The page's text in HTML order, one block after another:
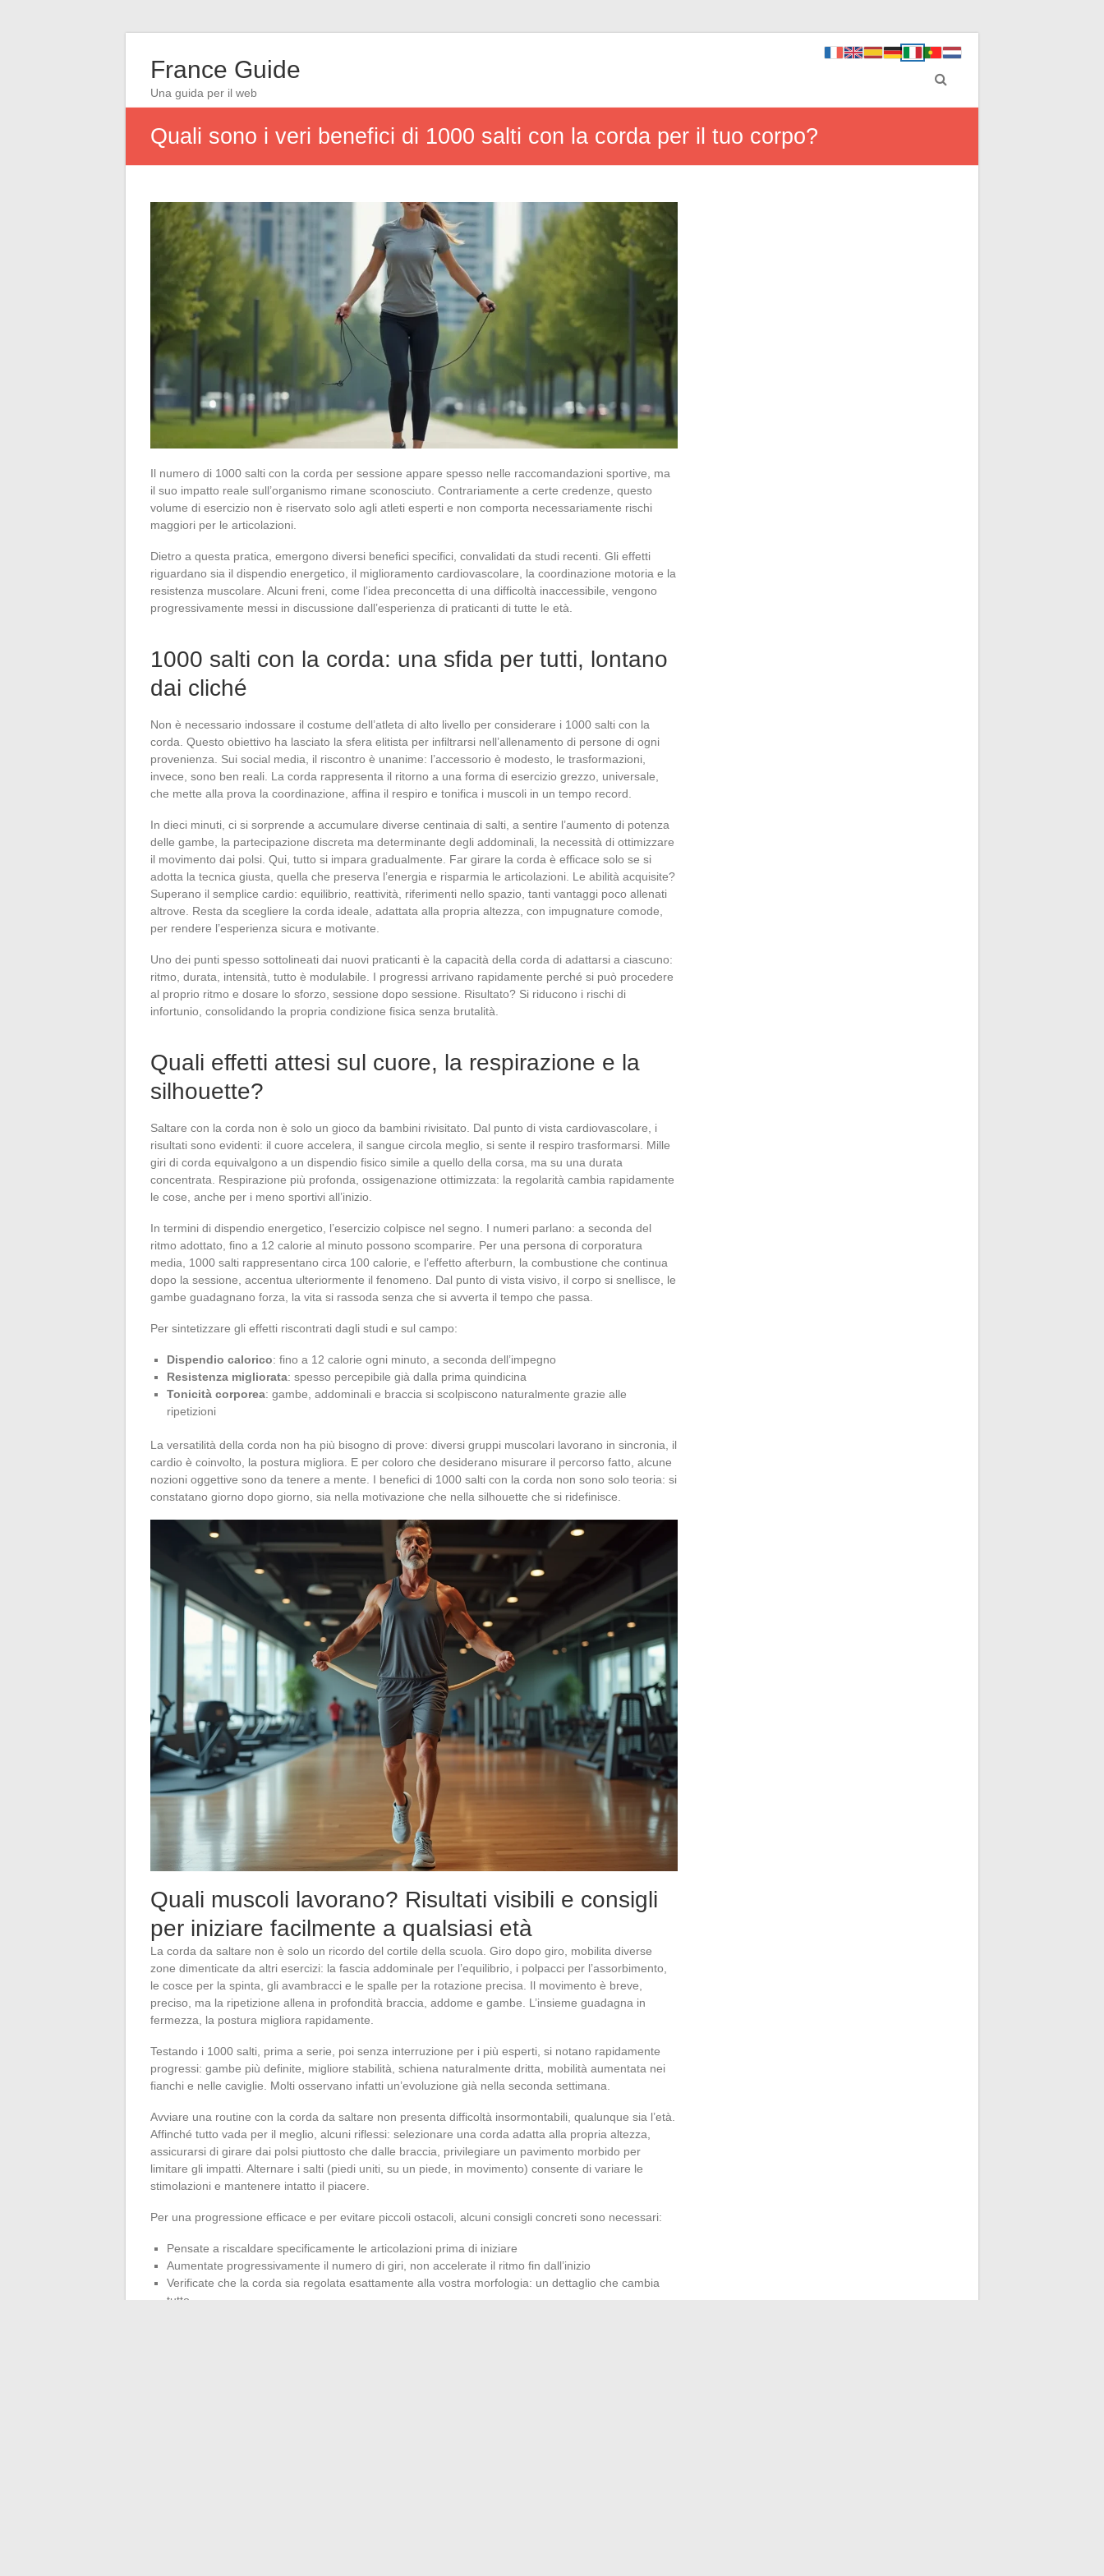
France Guide
Una guida per il web
Quali sono i veri benefici di 1000 salti con la corda per il tuo corpo?
Il numero di 1000 salti con la corda per sessione appare spesso nelle raccomandazioni sportive, ma
il suo impatto reale sull’organismo rimane sconosciuto. Contrariamente a certe credenze, questo
volume di esercizio non è riservato solo agli atleti esperti e non comporta necessariamente rischi
maggiori per le articolazioni.
Dietro a questa pratica, emergono diversi benefici specifici, convalidati da studi recenti. Gli effetti
riguardano sia il dispendio energetico, il miglioramento cardiovascolare, la coordinazione motoria e la
resistenza muscolare. Alcuni freni, come l’idea preconcetta di una difficoltà inaccessibile, vengono
progressivamente messi in discussione dall’esperienza di praticanti di tutte le età.
1000 salti con la corda: una sfida per tutti, lontano
dai cliché
Non è necessario indossare il costume dell’atleta di alto livello per considerare i 1000 salti con la
corda. Questo obiettivo ha lasciato la sfera elitista per infiltrarsi nell’allenamento di persone di ogni
provenienza. Sui social media, il riscontro è unanime: l’accessorio è modesto, le trasformazioni,
invece, sono ben reali. La corda rappresenta il ritorno a una forma di esercizio grezzo, universale,
che mette alla prova la coordinazione, affina il respiro e tonifica i muscoli in un tempo record.
In dieci minuti, ci si sorprende a accumulare diverse centinaia di salti, a sentire l’aumento di potenza
delle gambe, la partecipazione discreta ma determinante degli addominali, la necessità di ottimizzare
il movimento dai polsi. Qui, tutto si impara gradualmente. Far girare la corda è efficace solo se si
adotta la tecnica giusta, quella che preserva l’energia e risparmia le articolazioni. Le abilità acquisite?
Superano il semplice cardio: equilibrio, reattività, riferimenti nello spazio, tanti vantaggi poco allenati
altrove. Resta da scegliere la corda ideale, adattata alla propria altezza, con impugnature comode,
per rendere l’esperienza sicura e motivante.
Uno dei punti spesso sottolineati dai nuovi praticanti è la capacità della corda di adattarsi a ciascuno:
ritmo, durata, intensità, tutto è modulabile. I progressi arrivano rapidamente perché si può procedere
al proprio ritmo e dosare lo sforzo, sessione dopo sessione. Risultato? Si riducono i rischi di
infortunio, consolidando la propria condizione fisica senza brutalità.
Quali effetti attesi sul cuore, la respirazione e la
silhouette?
Saltare con la corda non è solo un gioco da bambini rivisitato. Dal punto di vista cardiovascolare, i
risultati sono evidenti: il cuore accelera, il sangue circola meglio, si sente il respiro trasformarsi. Mille
giri di corda equivalgono a un dispendio fisico simile a quello della corsa, ma su una durata
concentrata. Respirazione più profonda, ossigenazione ottimizzata: la regolarità cambia rapidamente
le cose, anche per i meno sportivi all’inizio.
In termini di dispendio energetico, l’esercizio colpisce nel segno. I numeri parlano: a seconda del
ritmo adottato, fino a 12 calorie al minuto possono scomparire. Per una persona di corporatura
media, 1000 salti rappresentano circa 100 calorie, e l’effetto afterburn, la combustione che continua
dopo la sessione, accentua ulteriormente il fenomeno. Dal punto di vista visivo, il corpo si snellisce, le
gambe guadagnano forza, la vita si rassoda senza che si avverta il tempo che passa.
Per sintetizzare gli effetti riscontrati dagli studi e sul campo:
Dispendio calorico: fino a 12 calorie ogni minuto, a seconda dell’impegno
Resistenza migliorata: spesso percepibile già dalla prima quindicina
Tonicità corporea: gambe, addominali e braccia si scolpiscono naturalmente grazie alle
ripetizioni
La versatilità della corda non ha più bisogno di prove: diversi gruppi muscolari lavorano in sincronia, il
cardio è coinvolto, la postura migliora. E per coloro che desiderano misurare il percorso fatto, alcune
nozioni oggettive sono da tenere a mente. I benefici di 1000 salti con la corda non sono solo teoria: si
constatano giorno dopo giorno, sia nella motivazione che nella silhouette che si ridefinisce.
Quali muscoli lavorano? Risultati visibili e consigli
per iniziare facilmente a qualsiasi età
La corda da saltare non è solo un ricordo del cortile della scuola. Giro dopo giro, mobilita diverse
zone dimenticate da altri esercizi: la fascia addominale per l’equilibrio, i polpacci per l’assorbimento,
le cosce per la spinta, gli avambracci e le spalle per la rotazione precisa. Il movimento è breve,
preciso, ma la ripetizione allena in profondità braccia, addome e gambe. L’insieme guadagna in
fermezza, la postura migliora rapidamente.
Testando i 1000 salti, prima a serie, poi senza interruzione per i più esperti, si notano rapidamente
progressi: gambe più definite, migliore stabilità, schiena naturalmente dritta, mobilità aumentata nei
fianchi e nelle caviglie. Molti osservano infatti un’evoluzione già nella seconda settimana.
Avviare una routine con la corda da saltare non presenta difficoltà insormontabili, qualunque sia l’età.
Affinché tutto vada per il meglio, alcuni riflessi: selezionare una corda adatta alla propria altezza,
assicurarsi di girare dai polsi piuttosto che dalle braccia, privilegiare un pavimento morbido per
limitare gli impatti. Alternare i salti (piedi uniti, su un piede, in movimento) consente di variare le
stimolazioni e mantenere intatto il piacere.
Per una progressione efficace e per evitare piccoli ostacoli, alcuni consigli concreti sono necessari:
Pensate a riscaldare specificamente le articolazioni prima di iniziare
Aumentate progressivamente il numero di giri, non accelerate il ritmo fin dall’inizio
Verificate che la corda sia regolata esattamente alla vostra morfologia: un dettaglio che cambia
tutto